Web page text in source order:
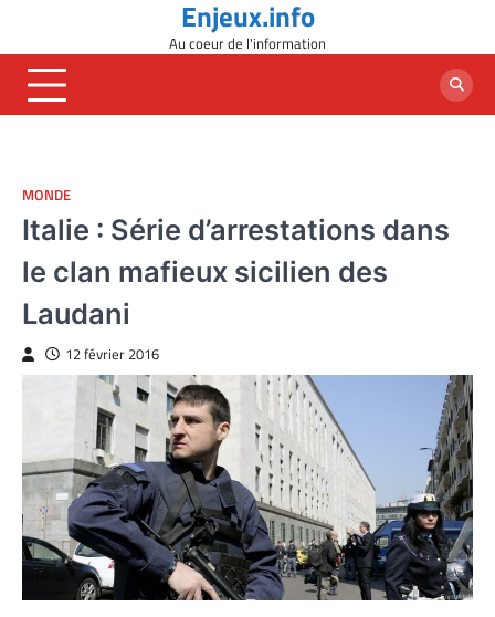
content
Enjeux.info
Au coeur de l'information
MONDE
Italie : Série d’arrestations dans
le clan mafieux sicilien des
Laudani
12 février 2016